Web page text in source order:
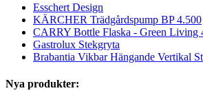
Esschert Design
KÄRCHER Trädgårdspump BP 4.500
CARRY Bottle Flaska - Green Living
Gastrolux Stekgryta
Brabantia Vikbar Hängande Vertikal
Nya produkter: